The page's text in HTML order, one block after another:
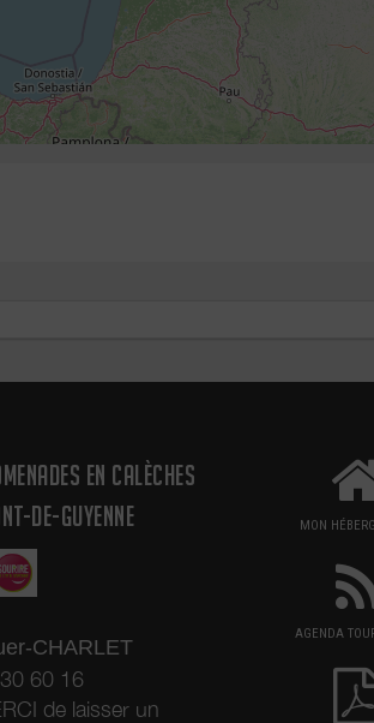
EN CALÈCHES
DE-GUYENNE
CHARLET
60 16
de laisser un
MON
AGENDA